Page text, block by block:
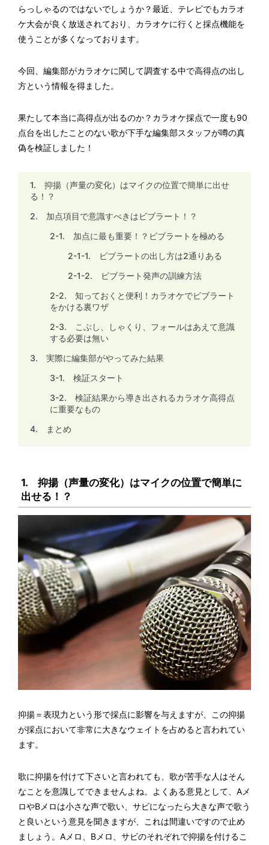
らっしゃるのではないでしょうか？最近、テレビでもカラオ
ケ大会が良く放送されており、カラオケに行くと採点機能を
使うことが多くなっております。
今回、編集部がカラオケに関して調査する中で高得点の出し
方という情報を得ました。
果たして本当に高得点が出るのか？カラオケ採点で一度も90
点台を出したことのない歌が下手な編集部スタッフが噂の真
偽を検証しました！
1. 抑揚（声量の変化）はマイクの位置で簡単に出せ
る！？
2. 加点項目で意識すべきはビブラート！？
2-1. 加点に最も重要！？ビブラートを極める
2-1-1. ビブラートの出し方は2通りある
2-1-2. ビブラート発声の訓練方法
2-2. 知っておくと便利！カラオケでビブラート
をかける裏ワザ
2-3. こぶし、しゃくり、フォールはあえて意識
する必要は無い
3. 実際に編集部がやってみた結果
3-1. 検証スタート
3-2. 検証結果から導き出されるカラオケ高得点
に重要なもの
4. まとめ
1. 抑揚（声量の変化）はマイクの位置で簡単に
出せる！？
抑揚＝表現力という形で採点に影響を与えますが、この抑揚
が採点において非常に大きなウェイトを占めると言われてい
ます。
歌に抑揚を付けて下さいと言われても、歌が苦手な人はそん
なことを意識してできませんよね。よくある意見として、Aメ
ロやBメロは小さな声で歌い、サビになったら大きな声で歌う
と良いという意見を聞きますが、これは間違いですので止め
ましょう。Aメロ、Bメロ、サビのそれぞれで抑揚を付けるこ